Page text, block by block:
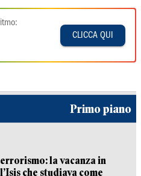
CLICCA QUI
Primo piano
la vacanza in
che studiava come